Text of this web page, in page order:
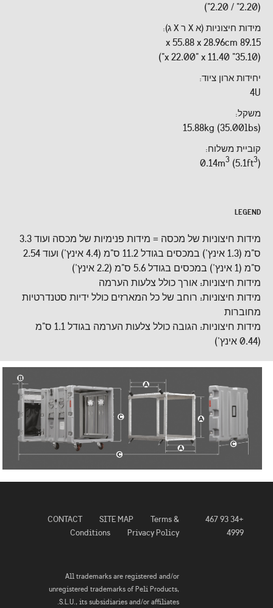
(2.20" / 2.20")
מידות חיצוניות (א X ר X ג):
89.15 x 55.88 x 28.96cm
(35.10" x 22.00" x 11.40")
יחידות ארון ציוד:
4U
משקל:
15.88kg (35.00lbs)
קוביית משלוח:
0.14m3 (5.1ft3)
LEGEND
מידות חיצוניות של מכסה = מידות פנימיות של מכסה ועוד 3.3
ס"מ (1.3 אינץ') במכסים בגודל 11.2 ס"מ (4.4 אינץ') ועוד 2.54
ס"מ (1 אינץ') במכסים בגודל 5.6 ס"מ (2.2 אינץ')
מידות חיצוניות: אורך כולל צלעות הערמה
מידות חיצוניות: רוחב של כל המארזים כולל ידיות סטנדרטיות
מחוברות
מידות חיצוניות: הגובה כולל צלעות הערמה בגודל 1.1 ס"מ
(0.44 אינץ')
CONTACT SITE MAP
Terms &
Conditions
Privacy Policy
+34 93 467
4999
All trademarks are registered and/or
unregistered trademarks of Peli Products,
S.L.U., its subsidiaries and/or affiliates.